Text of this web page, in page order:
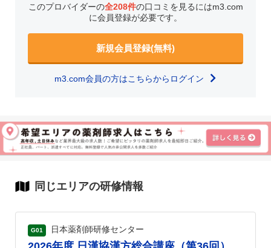
このプロバイダーの全208件の口コミを見るにはm3.com
に会員登録が必要です。
新規会員登録(無料)
m3.com会員の方はこちらからログイン
同じエリアの研修情報
G01 日本薬剤師研修センター